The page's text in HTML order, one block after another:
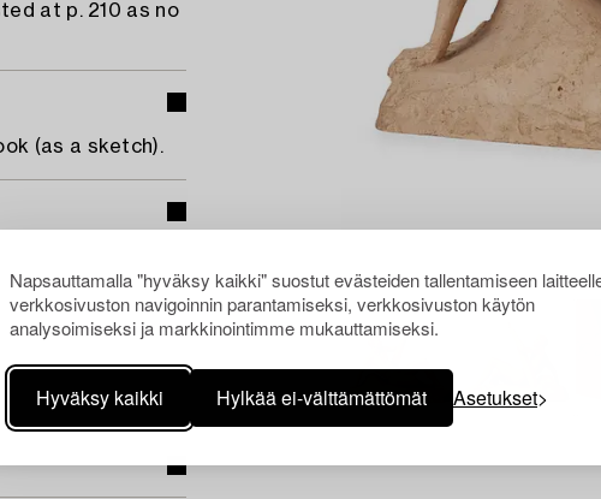
Napsauttamalla "hyväksy kaikki" suostut evästeiden tallentamiseen
verkkosivuston navigoinnin parantamiseksi, verkkosivuston käytön
analysoimiseksi ja markkinointimme mukauttamiseksi.
Hyväksy kaikki Hylkää ei-välttämättömät Asetukset
at p. 210 as no
(as a sketch).